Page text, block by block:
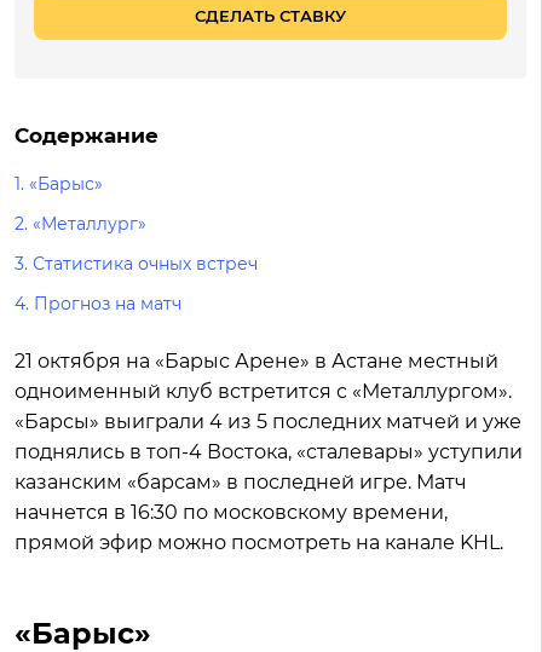
СДЕЛАТЬ СТАВКУ
Содержание
1. «Барыс»
2. «Металлург»
3. Статистика очных встреч
4. Прогноз на матч
21 октября на «Барыс Арене» в Астане местный
одноименный клуб встретится с «Металлургом».
«Барсы» выиграли 4 из 5 последних матчей и уже
поднялись в топ-4 Востока, «сталевары» уступили
казанским «барсам» в последней игре. Матч
начнется в 16:30 по московскому времени,
прямой эфир можно посмотреть на канале KHL.
«Барыс»